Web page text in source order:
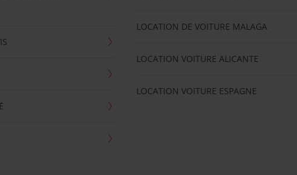
LOCATION DE VOITURE MALAGA
LOCATION VOITURE ALICANTE
LOCATION VOITURE ESPAGNE